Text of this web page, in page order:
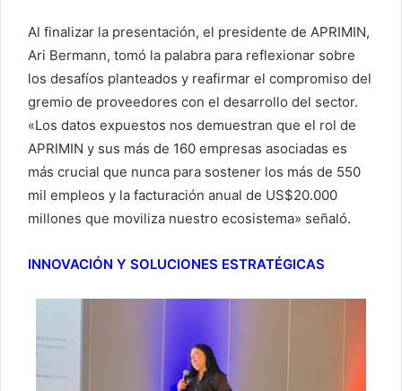
Al finalizar la presentación, el presidente de APRIMIN,
Ari Bermann, tomó la palabra para reflexionar sobre
los desafíos planteados y reafirmar el compromiso del
gremio de proveedores con el desarrollo del sector.
«Los datos expuestos nos demuestran que el rol de
APRIMIN y sus más de 160 empresas asociadas es
más crucial que nunca para sostener los más de 550
mil empleos y la facturación anual de US$20.000
millones que moviliza nuestro ecosistema» señaló.
INNOVACIÓN Y SOLUCIONES ESTRATÉGICAS